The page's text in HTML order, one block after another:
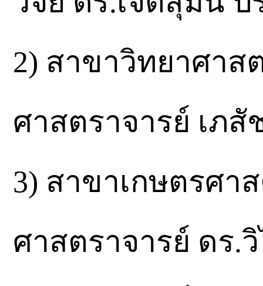
2) สาขาวิทยาศาส
ศาสตราจารย์ เภ
3) สาขาเกษตรศา
ศาสตราจารย์ ดร.